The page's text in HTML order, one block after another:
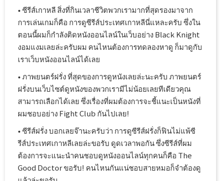
• ซีรีส์เกาหลี สิ่งที่กินเวลาชีวิตพวกเรามากที่สุดรองมาจาก
การเล่นเกมก็คือ การดูซีรีส์ประเทศเกาหลีนี่แหละครับ ซึ่งใน
ตอนนี้ผมก็กำลังติดหนังออนไลน์ในเว็บอย่าง Black Knight
งอมแงมเลยล่ะครับผม คนไหนต้องการทดลองหาดู ก็มาดูกับ
เราเว็บหนังออนไลน์ได้เลย
• ภาพยนตร์ฝรั่ง ที่สุดของการดูหนังเลยล่ะนะครับ ภาพยนตร์
ฝรั่งบนเว็บไซต์ดูหนังของพวกเรามีไม่น้อยเลยทีเดียวคุณ
สามารถเลือกได้เลย ซึ่งเรื่องที่ผมต้องการจะชี้แนะเป็นหนังที่
ผมชอบอย่าง Fight Club กันไปเลย!
• ซีรีส์ฝรั่ง บอกเลยจ๊านะครับว่า การดูซีรีส์ฝรั่งก็ฟินไม่แพ้ซี
รีส์ประเทศเกาหลีเลยล่ะขอรับ ดูดเวลาพอกัน ซึ่งซีรีส์ที่ผม
ต้องการจะแนะนำคนชอบดูหนังออนไลน์ทุกคนก็คือ The
Good Doctor ขอรับ! คนไหนกันแน่ชอบสายหมอก็จำต้องดู